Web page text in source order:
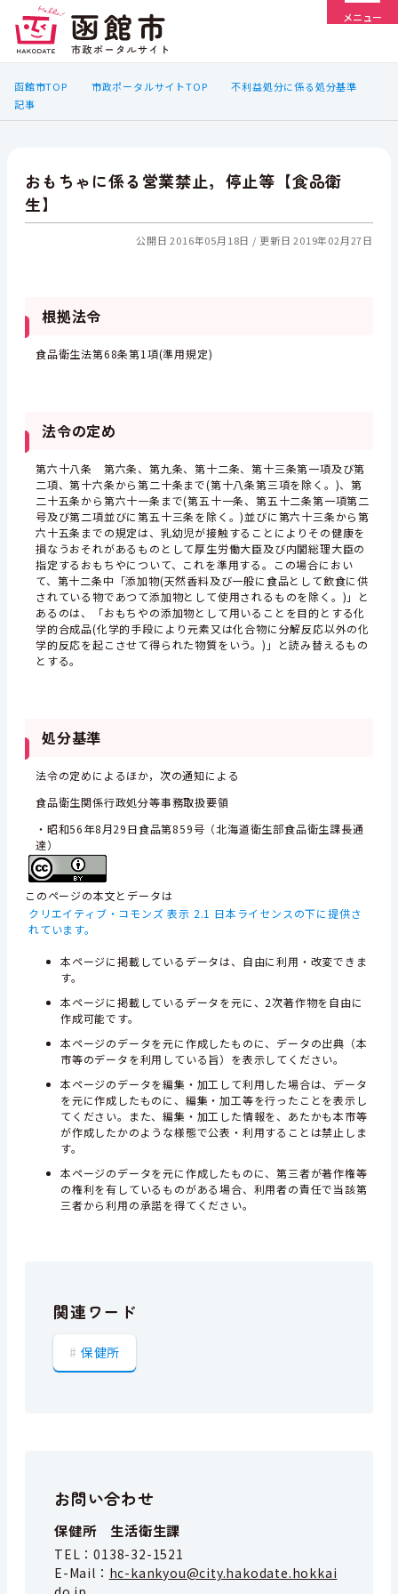
メニュー
函館市TOP 市政ポータルサイトTOP
不利益処分に係る処分基準
記事
おもちゃに係る営業禁止，停止等【食品衛
生】
公開日 2016年05月18日 更新日 2019年02月27日
根拠法令
食品衛生法第68条第1項(準用規定)
法令の定め
第六十八条 第六条、第九条、第十二条、第十三条第一項及び第
二項、第十六条から第二十条まで(第十八条第三項を除く。)、第
二十五条から第六十一条まで(第五十一条、第五十二条第一項第二
号及び第二項並びに第五十三条を除く。)並びに第六十三条から第
六十五条までの規定は、乳幼児が接触することによりその健康を
損なうおそれがあるものとして厚生労働大臣及び内閣総理大臣の
指定するおもちやについて、これを準用する。この場合におい
て、第十二条中「添加物(天然香料及び一般に食品として飲食に供
されている物であつて添加物として使用されるものを除く。)」と
あるのは、「おもちやの添加物として用いることを目的とする化
学的合成品(化学的手段により元素又は化合物に分解反応以外の化
学的反応を起こさせて得られた物質をいう。)」と読み替えるもの
とする。
処分基準
法令の定めによるほか，次の通知による
食品衛生関係行政処分等事務取扱要領
・昭和56年8月29日食品第859号（北海道衛生部食品衛生課長通
達）
このページの本文とデータは
クリエイティブ・コモンズ 表示 2.1 日本ライセンスの下に提供さ
れています。
本ページに掲載しているデータは、自由に利用・改変できま
す。
本ページに掲載しているデータを元に、2次著作物を自由に
作成可能です。
本ページのデータを元に作成したものに、データの出典（本
市等のデータを利用している旨）を表示してください。
本ページのデータを編集・加工して利用した場合は、データ
を元に作成したものに、編集・加工等を行ったことを表示し
てください。また、編集・加工した情報を、あたかも本市等
が作成したかのような様態で公表・利用することは禁止しま
す。
本ページのデータを元に作成したものに、第三者が著作権等
の権利を有しているものがある場合、利用者の責任で当該第
三者から利用の承諾を得てください。
関連ワード
保健所
お問い合わせ
保健所 生活衛生課
TEL：0138-32-1521
E-Mail： hc-kankyou@city.hakodate.hokkai